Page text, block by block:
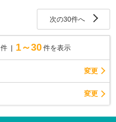
次の30件へ
件 1～30 件を表示
変更
変更